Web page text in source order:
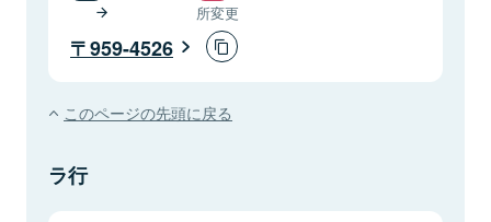
所変更
959-4526
このページの先頭に戻る
ラ行